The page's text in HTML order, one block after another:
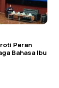
Peran
Bahasa Ibu